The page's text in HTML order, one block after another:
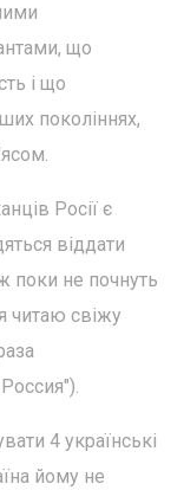
що
і що
поколіннях,
Росії є
віддати
поки не почнуть
читаю свіжу
4 українські
йому не